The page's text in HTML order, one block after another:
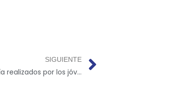
SIGUIENTE
Trabajos de geometría realizados por los jóvenes de grado 6º